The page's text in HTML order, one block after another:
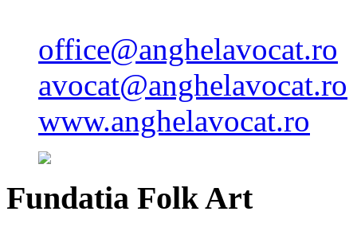
office@anghelavocat.ro
avocat@anghelavocat.ro
www.anghelavocat.ro
Fundatia Folk Art